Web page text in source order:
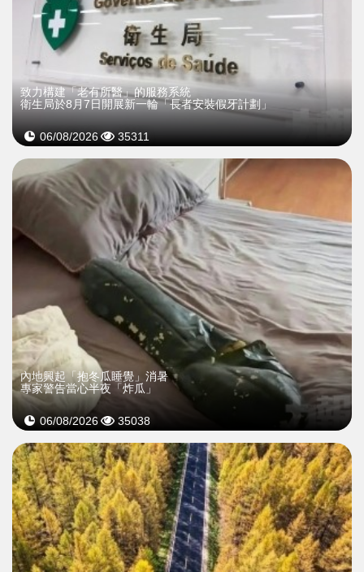
致力構建「老有所醫」的服務系統
衛生局於8月7日開展新一輪「長者安裝假牙計劃」
06/08/2026 35311
內地興起「抱冬瓜睡覺」消暑
專家警告當心半夜「炸瓜」
06/08/2026 35038